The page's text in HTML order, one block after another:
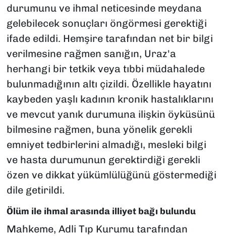
durumunu ve ihmal neticesinde meydana
gelebilecek sonuçları öngörmesi gerektiği
ifade edildi. Hemşire tarafından net bir bilgi
verilmesine rağmen sanığın, Uraz'a
herhangi bir tetkik veya tıbbi müdahalede
bulunmadığının altı çizildi. Özellikle hayatını
kaybeden yaşlı kadının kronik hastalıklarını
ve mevcut yanık durumuna ilişkin öyküsünü
bilmesine rağmen, buna yönelik gerekli
emniyet tedbirlerini almadığı, mesleki bilgi
ve hasta durumunun gerektirdiği gerekli
özen ve dikkat yükümlülüğünü göstermediği
dile getirildi.
Ölüm ile ihmal arasında illiyet bağı bulundu
Mahkeme, Adli Tıp Kurumu tarafından